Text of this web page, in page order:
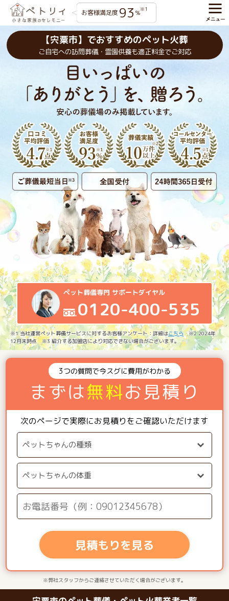
お客様満足度 93 %※1
【宍粟市】でおすすめのペット火葬
ご自宅への訪問葬儀・霊園供養も適正料金でご対応
ペット葬儀専門 サポートダイヤル
0120-400-535
※1 当社運営ペット葬儀サービスに対するお客様アンケート：詳細はこちら ※2 2024年
12月末時点 ※3 紹介する加盟店により対応できない場合がございます。
3つの質問で今スグに費用がわかる
まずは無料お見積り
次のページで実際にお見積りをご確認いただけます
見積もりを見る
※弊社スタッフからご連絡させていただく場合がございます。